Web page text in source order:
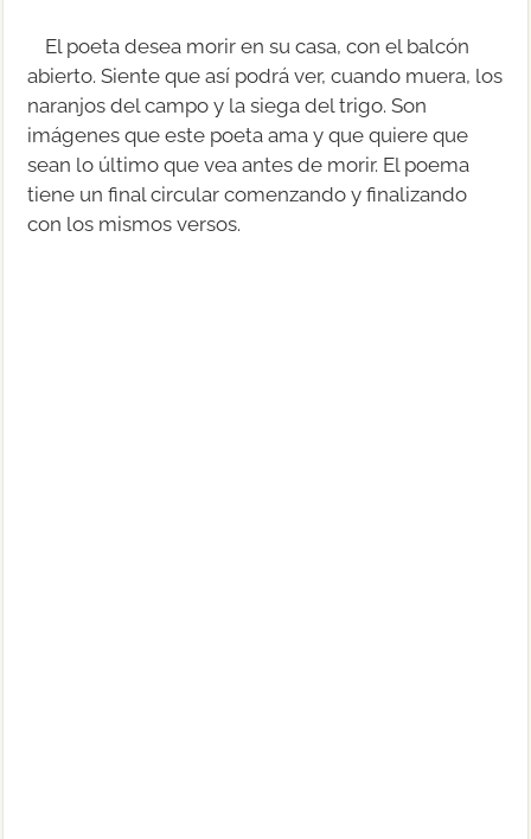
El poeta desea morir en su casa, con el balcón
abierto. Siente que así podrá ver, cuando muera, los
naranjos del campo y la siega del trigo. Son
imágenes que este poeta ama y que quiere que
sean lo último que vea antes de morir. El poema
tiene un final circular comenzando y finalizando
con los mismos versos.